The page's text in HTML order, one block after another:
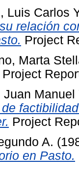
Luis Carlos
relación
Project
Marta
Project
Manuel
Project
A.
en Pasto.